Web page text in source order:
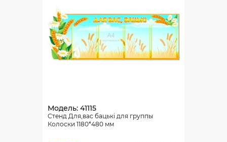
Модель: 41115
Стенд Для,вас бацькi для группы
Колоски 1180*480 мм